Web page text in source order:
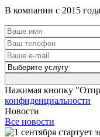
В компании с 2015
Нажимая кнопку
конфиденциальности
Новости
Все новости